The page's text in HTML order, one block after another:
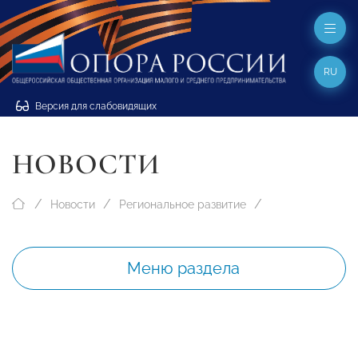
Версия для слабовидящих
RU
НОВОСТИ
Новости Региональное развитие
Меню раздела